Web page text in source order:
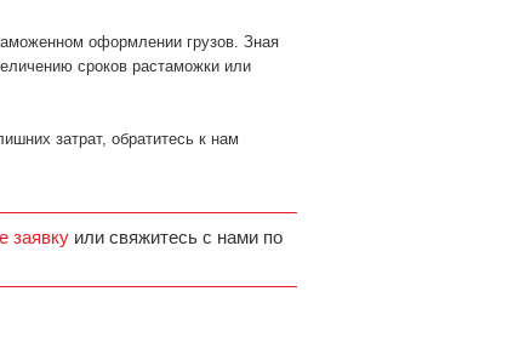
оформлении грузов. Зная
сроков растаможки или
затрат, обратитесь к нам
заявку или свяжитесь с нами по